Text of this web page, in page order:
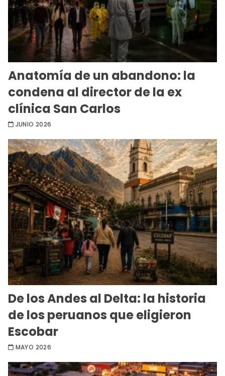
Anatomía de un abandono: la
condena al director de la ex
clínica San Carlos
JUNIO 2026
De los Andes al Delta: la historia
de los peruanos que eligieron
Escobar
MAYO 2026